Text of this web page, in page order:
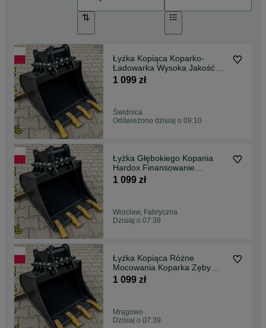
Łyżka Kopiąca Koparko-
Ładowarka Wysoka Jakość
*Raty* Dostawa CW05
1 099 zł
Świdnica
Odświeżono dzisiaj o 09:10
Łyżka Głębokiego Kopania
Hardox Finansowanie
Dostawa Vertrachert
1 099 zł
Wrocław, Fabryczna
Dzisiaj o 07:39
Łyżka Kopiąca Różne
Mocowania Koparka Zęby
Raty Transport Lehnhoff
1 099 zł
Mrągowo
Dzisiaj o 07:39